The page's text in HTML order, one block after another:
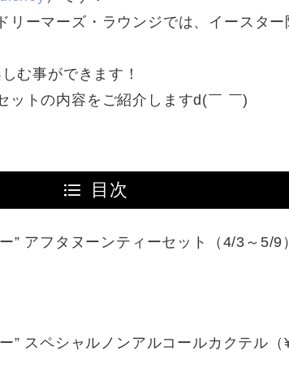
リーマーズ・ラウンジでは、イースタ
む事ができます！
ットの内容をご紹介しますd(￣ ￣)
目次
” アフタヌーンティーセット（4/3～5/9
” スペシャルノンアルコールカクテル（